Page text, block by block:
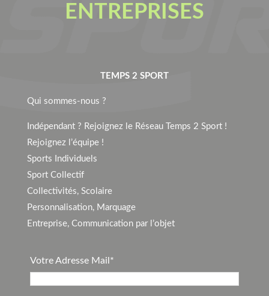
ENTREPRISES
TEMPS 2 SPORT
Qui sommes-nous ?
Indépendant ? Rejoignez le Réseau Temps 2 Sport !
Rejoignez l’équipe !
Sports Individuels
Sport Collectif
Collectivités, Scolaire
Personnalisation, Marquage
Entreprise, Communication par l’objet
Votre Adresse Mail*